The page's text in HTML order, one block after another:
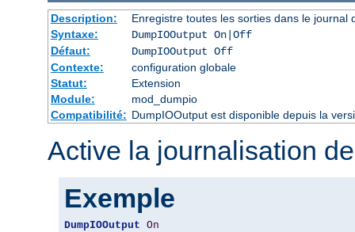
Description:
Enregistre toutes les sorties dans le journal
Syntaxe:
DumpIOOutput On|Off
Défaut:
DumpIOOutput Off
Contexte:
configuration globale
Statut:
Extension
Module:
mod_dumpio
Compatibilité: DumpIOOutput est disponible depuis la
Active la journalisation
Exemple
DumpIOOutput On